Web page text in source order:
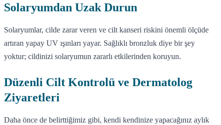
Solaryumdan Uzak Durun
Solaryumlar, cilde zarar veren ve cilt kanseri riskini önemli ölçüde
artıran yapay UV ışınları yayar. Sağlıklı bronzluk diye bir şey
yoktur; cildinizi solaryumun zararlı etkilerinden koruyun.
Düzenli Cilt Kontrolü ve Dermatolog
Ziyaretleri
Daha önce de belirttiğimiz gibi, kendi kendinize yapacağınız aylık